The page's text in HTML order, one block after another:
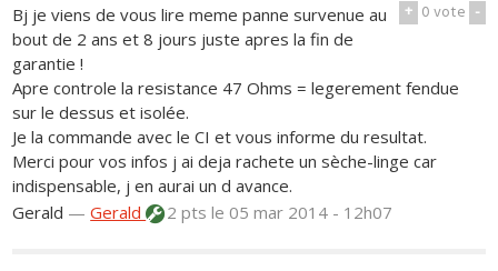
+ 0vote -
Bj je viens de vous lire meme panne survenue au
bout de 2 ans et 8 jours juste apres la fin de
garantie !
Apre controle la resistance 47 Ohms = legerement fendue
sur le dessus et isolée.
Je la commande avec le CI et vous informe du resultat.
Merci pour vos infos j ai deja rachete un sèche-linge car
indispensable, j en aurai un d avance.
Gerald —Gerald 2 ptsle 05 mar 2014 - 12h07